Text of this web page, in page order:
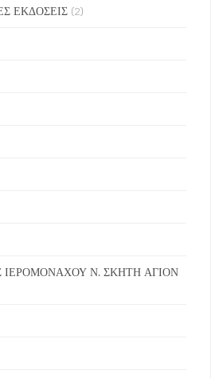
ΕΚΔΟΣΕΙΣ (2)
ΙΕΡΟΜΟΝΑΧΟΥ Ν. ΣΚΗΤΗ ΑΓΙΟΝ